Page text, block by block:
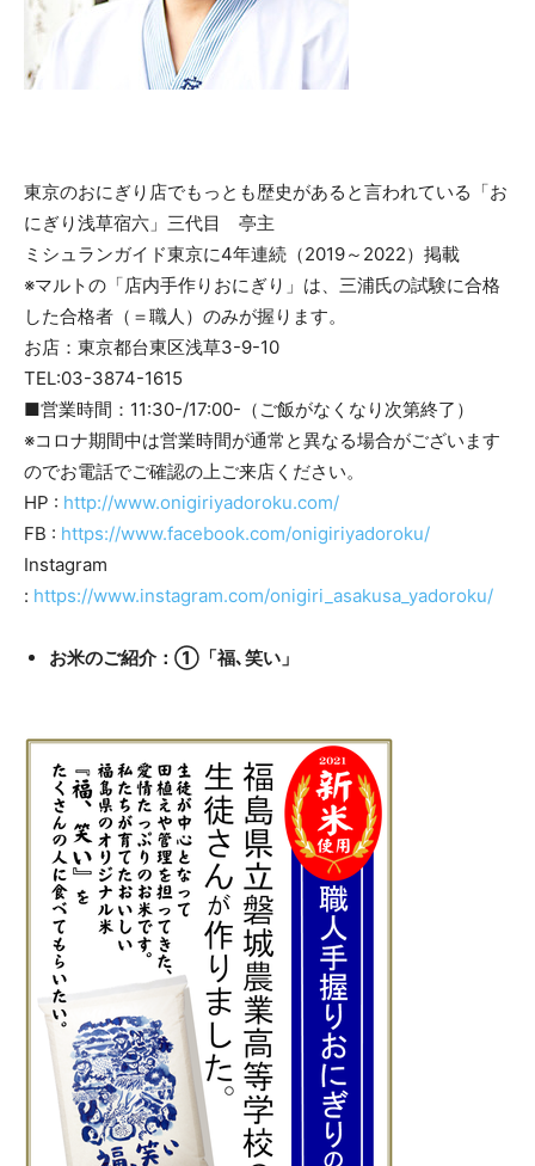
東京のおにぎり店でもっとも歴史があると言われている「お
にぎり浅草宿六」三代目 亭主
ミシュランガイド東京に4年連続（2019～2022）掲載
※マルトの「店内手作りおにぎり」は、三浦氏の試験に合格
した合格者（＝職人）のみが握ります。
お店：東京都台東区浅草3-9-10
TEL:03-3874-1615
■営業時間：11:30-/17:00-（ご飯がなくなり次第終了）
※コロナ期間中は営業時間が通常と異なる場合がございます
のでお電話でご確認の上ご来店ください。
HP : http://www.onigiriyadoroku.com/
FB : https://www.facebook.com/onigiriyadoroku/
Instagram
: https://www.instagram.com/onigiri_asakusa_yadoroku/
お米のご紹介：①「福､笑い」